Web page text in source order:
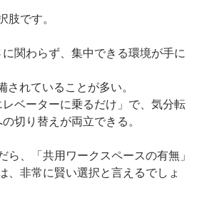
肢です。
関わらず、集中できる環境が手に
れていることが多い。
レベーターに乗るだけ」で、気分転
切り替えが両立できる。
ら、「共用ワークスペースの有無」
、非常に賢い選択と言えるでしょ